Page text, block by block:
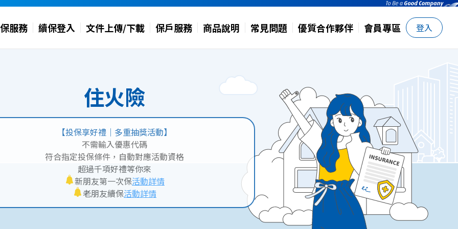
服務 續保登入 文件上傳/下載 保戶服務 商品說明 常見問題 優質合作夥伴 會員專區 登入
住火險
【投保享好禮｜多重抽獎活動】
不需輸入優惠代碼
符合指定投保條件，自動對應活動資格
超過千項好禮等你來
新朋友第一次保活動詳情
老朋友續保活動詳情